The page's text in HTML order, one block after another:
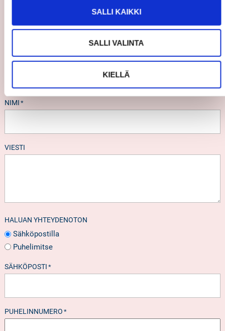
SALLI KAIKKI
SALLI VALINTA
KIELLÄ
Autan sinua mielelläni kaikissa asuntoasioissa. Jätä
" näyttää pakolliset kentät
NIMI *
VIESTI
HALUAN YHTEYDENOTON
Sähköpostilla
Puhelimitse
SÄHKÖPOSTI *
PUHELINNUMERO *